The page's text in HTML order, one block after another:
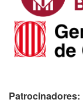
Patrocinadores: